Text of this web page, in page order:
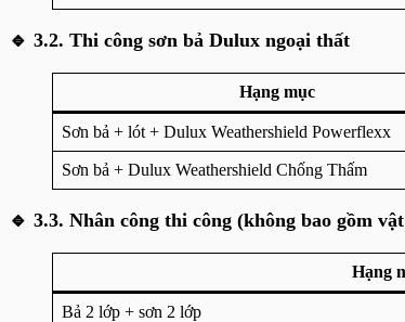
🔹 3.2. Thi công sơn bả Dulux ngoại thất
Hạng mục
Sơn bả + lót + Dulux Weathershield Powerflexx
Sơn bả + Dulux Weathershield Chống Thấm
🔹 3.3. Nhân công thi công (không bao gồm
Hạng
Bả 2 lớp + sơn 2 lớp